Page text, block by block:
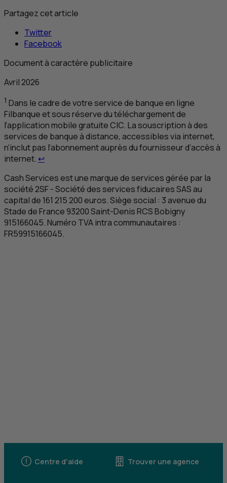
Partagez cet article
Twitter
Facebook
Document à caractère publicitaire
Avril 2026
1 Dans le cadre de votre service de banque en ligne
Filbanque et sous réserve du téléchargement de
l’application mobile gratuiteCIC. La souscription à des
services de banque à distance, accessibles via internet,
n’inclut pas l’abonnement auprès du fournisseur d’accès à
internet. ↩Retour au renvoi 1
Cash Services est une marque de services gérée par la
société 2SF-Société des services fiducairesSASau
capital de 161 215 200 euros. Siège social : 3 avenue du
Stade de France 93200 Saint-DenisRCSBobigny
915166045. Numéro TVAintra communautaires :
FR59915166045.
Centre d'aide Trouver une agence